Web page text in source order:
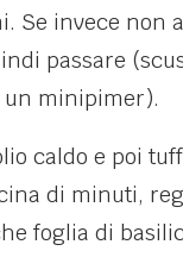
Se invece non
passare
un minipimer).
caldo e poi
di minuti,
foglia di